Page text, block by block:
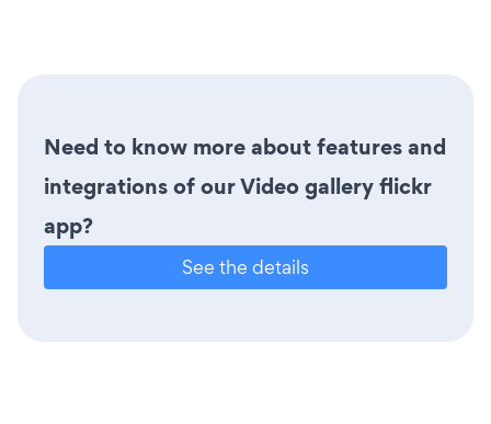
Need to know more about features and
integrations of our Video gallery flickr
app?
See the details